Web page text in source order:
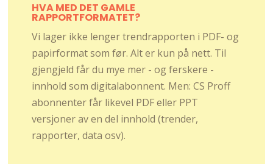
HVA MED DET GAMLE
RAPPORTFORMATET?
Vi lager ikke lenger trendrapporten i PDF- og
papirformat som før. Alt er kun på nett. Til
gjengjeld får du mye mer - og ferskere -
innhold som digitalabonnent. Men: CS Proff
abonnenter får likevel PDF eller PPT
versjoner av en del innhold (trender,
rapporter, data osv).